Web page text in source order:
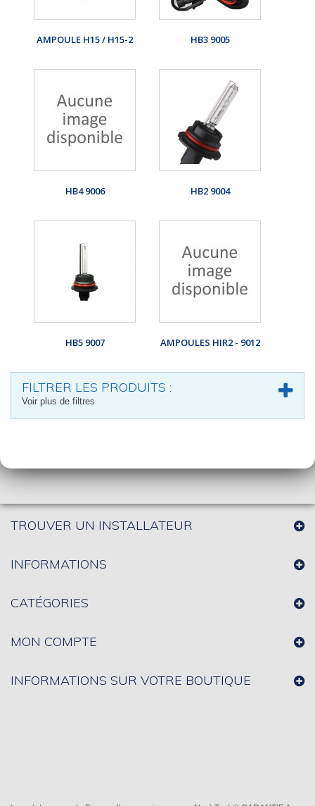
AMPOULE H15 / H15-2 HB3 9005
HB4 9006 HB2 9004
HB5 9007 AMPOULES HIR2 - 9012
FILTRER LES PRODUITS :
Voir plus de filtres
TROUVER UN INSTALLATEUR
INFORMATIONS
CATÉGORIES
MON COMPTE
INFORMATIONS SUR VOTRE BOUTIQUE